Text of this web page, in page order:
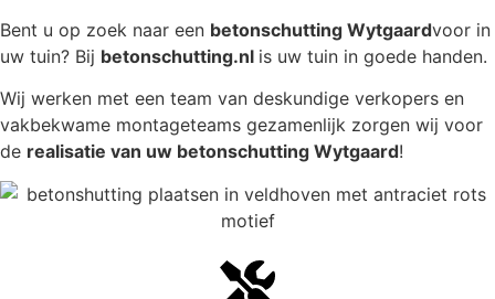
Bent u op zoek naar een betonschutting Wytgaardvoor in
uw tuin? Bij betonschutting.nl is uw tuin in goede handen.
Wij werken met een team van deskundige verkopers en
vakbekwame montageteams gezamenlijk zorgen wij voor
de realisatie van uw betonschutting Wytgaard!